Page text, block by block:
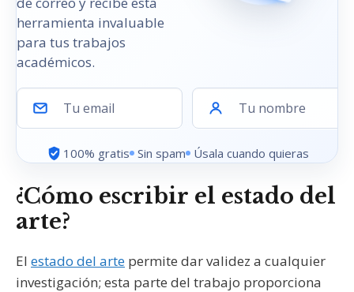
herramienta invaluable
para tus trabajos
académicos.
Tu email
Tu nombre
100% gratis Sin spam Úsala cuando quieras
¿Cómo escribir el estado del
arte?
El estado del arte permite dar validez a cualquier
investigación; esta parte del trabajo proporciona